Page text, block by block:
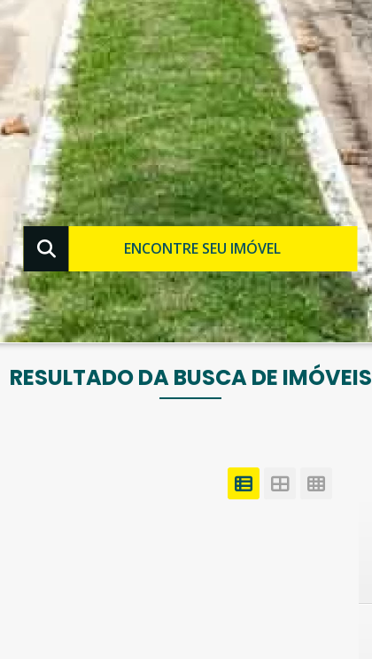
ENCONTRE SEU IMÓVEL
RESULTADO DA BUSCA DE IMÓVEIS